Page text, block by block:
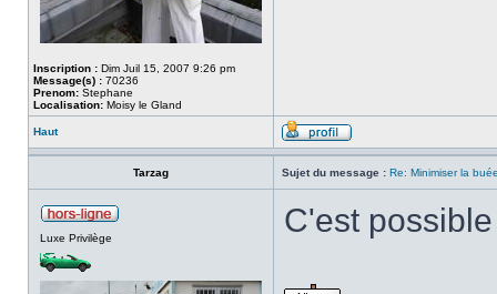
Inscription : Dim Juil 15, 2007 9:26 pm
Message(s) : 70236
Prenom: Stephane
Localisation: Moisy le Gland
Haut
Tarzag Sujet du message : Re: Minimiser la
Luxe Privilège C'est